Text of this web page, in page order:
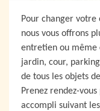
Pour changer
nous vous offrons
entretien ou même
jardin, cour,
de tous les objets
Prenez rendez-
accompli suivant